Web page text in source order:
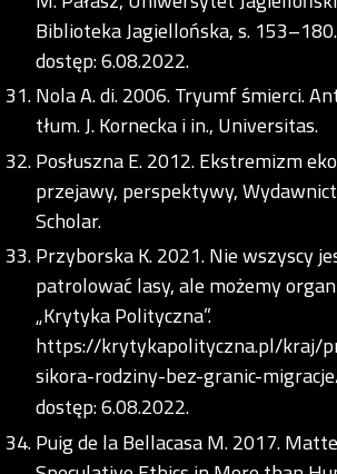
Biblioteka Jagiellońska, s.
dostęp: 6.08.2022.
Nola A. di. 2006. Tryumf śmierci.
tłum. J. Kornecka i in., Universitas.
Posłuszna E. 2012. Ekstremizm
przejawy, perspektywy,
Scholar.
Przyborska K. 2021. Nie wszyscy
patrolować lasy, ale możemy
„Krytyka Polityczna”.
https://krytykapolityczna.pl/kraj/
sikora-rodziny-bez-granic-
dostęp: 6.08.2022.
Puig de la Bellacasa M. 2017.